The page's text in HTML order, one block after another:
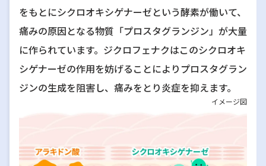
をもとにシクロオキシゲナーゼという酵素が働いて、
痛みの原因となる物質「プロスタグランジン」が大量
に作られています。ジクロフェナクはこのシクロオキ
シゲナーゼの作用を妨げることによりプロスタグラン
ジンの生成を阻害し、痛みをとり炎症を抑えます。
イメージ図